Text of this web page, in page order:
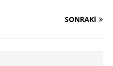
SONRAKI